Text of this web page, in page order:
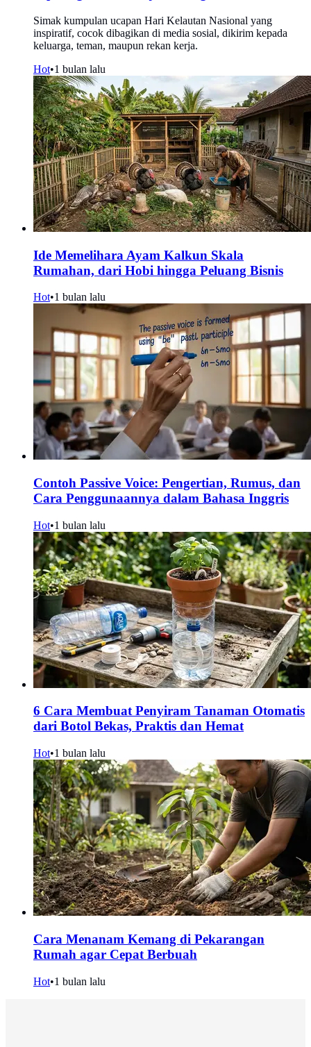
Simak kumpulan ucapan Hari Kelautan Nasional yang
inspiratif, cocok dibagikan di media sosial, dikirim kepada
keluarga, teman, maupun rekan kerja.
Hot•1 bulan lalu
Ide Memelihara Ayam Kalkun Skala
Rumahan, dari Hobi hingga Peluang Bisnis
Hot•1 bulan lalu
Contoh Passive Voice: Pengertian, Rumus, dan
Cara Penggunaannya dalam Bahasa Inggris
Hot•1 bulan lalu
6 Cara Membuat Penyiram Tanaman Otomatis
dari Botol Bekas, Praktis dan Hemat
Hot•1 bulan lalu
Cara Menanam Kemang di Pekarangan
Rumah agar Cepat Berbuah
Hot•1 bulan lalu